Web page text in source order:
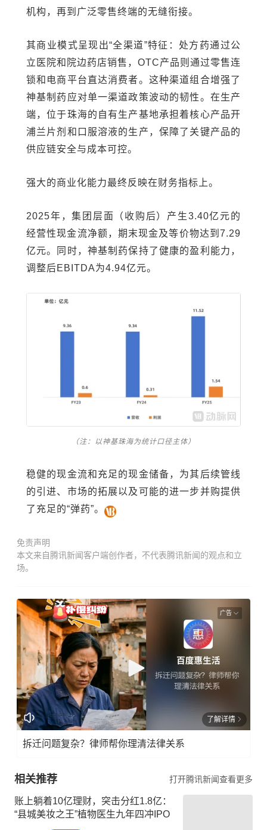
机构，再到广泛零售终端的无缝衔接。
其商业模式呈现出“全渠道”特征：处方药通过公
立医院和院边药店销售，OTC产品则通过零售连
锁和电商平台直达消费者。这种渠道组合增强了
神基制药应对单一渠道政策波动的韧性。在生产
端，位于珠海的自有生产基地承担着核心产品开
浦兰片剂和口服溶液的生产，保障了关键产品的
供应链安全与成本可控。
强大的商业化能力最终反映在财务指标上。
2025年，集团层面（收购后）产生3.40亿元的
经营性现金流净额，期末现金及等价物达到7.29
亿元。同时，神基制药保持了健康的盈利能力，
调整后EBITDA为4.94亿元。
（注：以神基珠海为统计口径主体）
稳健的现金流和充足的现金储备，为其后续管线
的引进、市场的拓展以及可能的进一步并购提供
了充足的“弹药”。
免责声明
本文来自腾讯新闻客户端创作者，不代表腾讯新闻的观点和立
场。
广告
了解详情
拆迁问题复杂？律师帮你理清法律关系
相关推荐 打开腾讯新闻查看更多
账上躺着10亿理财，突击分红1.8亿：
“县城美妆之王”植物医生九年四冲IPO